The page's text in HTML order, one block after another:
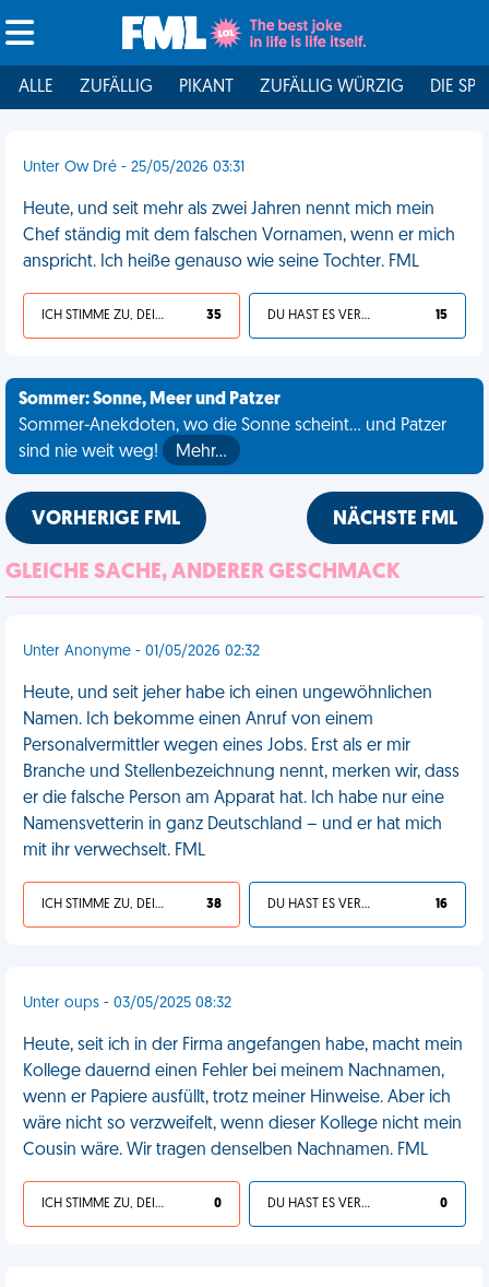
ALLE ZUFÄLLIG PIKANT ZUFÄLLIG WÜRZIG DIE
Unter Ow Dré - 25/05/2026 03:31
Heute, und seit mehr als zwei Jahren nennt mich mein
Chef ständig mit dem falschen Vornamen, wenn er mich
anspricht. Ich heiße genauso wie seine Tochter. FML
ICH STIMME ZU, DEIN LEBEN IST SCHEISSE 35 DU HAST ES VERDIENT 15
Sommer: Sonne, Meer und Patzer
Sommer-Anekdoten, wo die Sonne scheint... und Patzer
sind nie weit weg!
Mehr…
VORHERIGE FML NÄCHSTE FML
GLEICHE SACHE, ANDERER GESCHMACK
Unter Anonyme - 01/05/2026 02:32
Heute, und seit jeher habe ich einen ungewöhnlichen
Namen. Ich bekomme einen Anruf von einem
Personalvermittler wegen eines Jobs. Erst als er mir
Branche und Stellenbezeichnung nennt, merken wir, dass
er die falsche Person am Apparat hat. Ich habe nur eine
Namensvetterin in ganz Deutschland – und er hat mich
mit ihr verwechselt. FML
ICH STIMME ZU, DEIN LEBEN IST SCHEISSE 38 DU HAST ES VERDIENT 16
Unter oups - 03/05/2025 08:32
Heute, seit ich in der Firma angefangen habe, macht mein
Kollege dauernd einen Fehler bei meinem Nachnamen,
wenn er Papiere ausfüllt, trotz meiner Hinweise. Aber ich
wäre nicht so verzweifelt, wenn dieser Kollege nicht mein
Cousin wäre. Wir tragen denselben Nachnamen. FML
ICH STIMME ZU, DEIN LEBEN IST SCHEISSE 0 DU HAST ES VERDIENT 0